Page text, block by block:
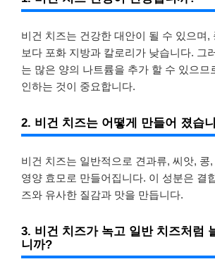
비건 치즈는 건강한 대안이 될 수 있으며,
보다 포화 지방과 칼로리가 낮습니다. 그
는 많은 양의 나트륨을 추가 할 수 있으므
인하는 것이 중요합니다.
2. 비건 치즈는 어떻게 만들어 졌습
비건 치즈는 일반적으로 견과류, 씨앗, 콩
영양 효모로 만들어집니다. 이 성분은 결
즈와 유사한 질감과 맛을 만듭니다.
3. 비건 치즈가 녹고 일반 치즈처럼
니까?